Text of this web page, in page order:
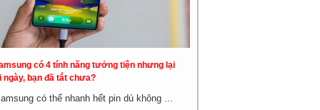
có 4 tính năng tưởng tiện nhưng lại
ngày, bạn đã tắt chưa?
có thể nhanh hết pin dù không ...